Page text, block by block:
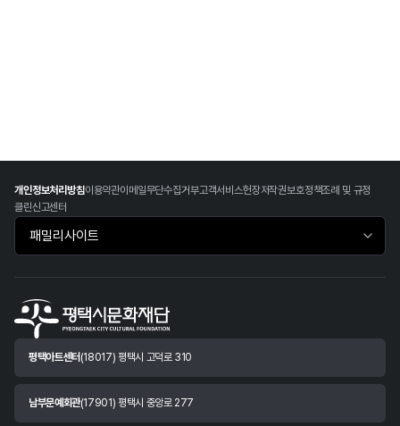
개인정보처리방침이용약관이메일무단수집거부고객서비스헌장저작권보호정책조례 및 규정
클린신고센터
패밀리사이트 바로가기
평택아트센터 (18017) 평택시 고덕로 310
남부문예회관(17901) 평택시 중앙로 277